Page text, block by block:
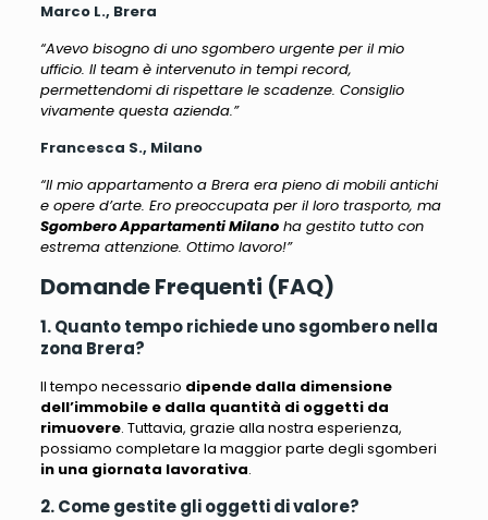
Marco L., Brera
“Avevo bisogno di uno sgombero urgente per il mio
ufficio. Il team è intervenuto in tempi record,
permettendomi di rispettare le scadenze. Consiglio
vivamente questa azienda.”
Francesca S., Milano
“Il mio appartamento a Brera era pieno di mobili antichi
e opere d’arte. Ero preoccupata per il loro trasporto, ma
Sgombero Appartamenti Milanoha gestito tutto con
estrema attenzione. Ottimo lavoro!”
Domande Frequenti (FAQ)
1. Quanto tempo richiede uno sgombero nella
zona Brera?
Il tempo necessario dipende dalla dimensione
dell’immobile e dalla quantità di oggetti da
rimuovere. Tuttavia, grazie alla nostra esperienza,
possiamo completare la maggior parte degli sgomberi
in una giornata lavorativa.
2. Come gestite gli oggetti di valore?